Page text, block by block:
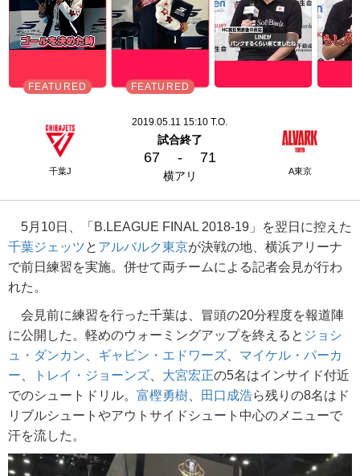
千葉J
2019.05.11 15:10 T.O.
試合終了
67 - 71
横アリ A東京
5月10日、「B.LEAGUE FINAL 2018-19」を翌日に控えた
千葉ジェッツと アルバルク東京が決戦の地、横浜アリーナ
で前日練習を実施。併せて両チームによる記者会見が行わ
れた。
会見前に練習を行った千葉は、冒頭の20分程度を報道陣
に公開した。軽めのウォーミングアップを終えると ジョシ
ュ・ダンカン、 ギャビン・エドワーズ、 マイケル・パーカ
ー、 トレイ・ジョーンズ、 大宮宏正の5名はインサイド付近
でのシュートドリル。 富樫勇樹、 田口成浩ら残りの8名はド
リブルシュートやアウトサイドシュート中心のメニューで
汗を流した。